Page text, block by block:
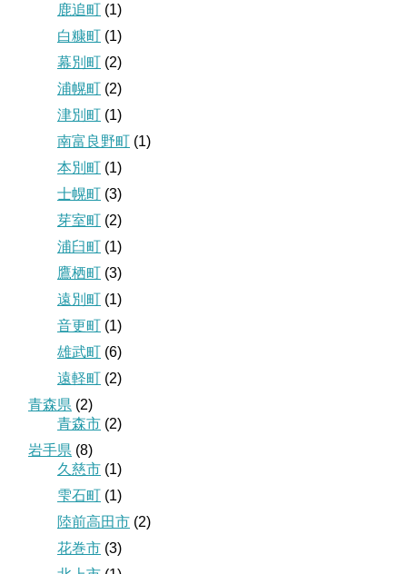
鹿追町 (1)
白糠町 (1)
幕別町 (2)
浦幌町 (2)
津別町 (1)
南富良野町 (1)
本別町 (1)
士幌町 (3)
芽室町 (2)
浦臼町 (1)
鷹栖町 (3)
遠別町 (1)
音更町 (1)
雄武町 (6)
遠軽町 (2)
青森県 (2)
青森市 (2)
岩手県 (8)
久慈市 (1)
雫石町 (1)
陸前高田市 (2)
花巻市 (3)